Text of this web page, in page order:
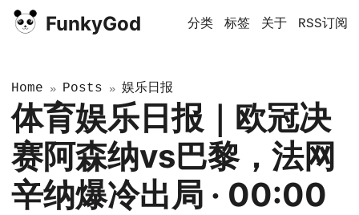
FunkyGod 分类 标签 关于 RSS订阅
Home » Posts » 娱乐日报
体育娱乐日报｜欧冠决
赛阿森纳vs巴黎，法网
辛纳爆冷出局 · 00:00